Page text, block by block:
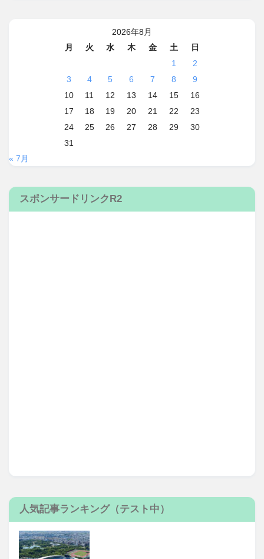
2026年8月
月
火 水 木 金 土
日
1
2
3
4 5 6 7 8
9
10
11 12 13 14 15
16
17
18 19 20 21 22
23
24
25 26 27 28 29
30
31
« 7月
スポンサードリンクR2
人気記事ランキング（テスト中）